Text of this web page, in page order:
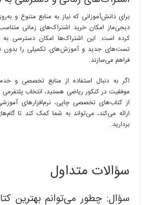
برای دانش‌آموزانی که نیاز به منابع متنوع و
دیجی‌ماز امکان خرید اشتراک‌های زمانی
کرده است. این اشتراک‌ها امکان دسترسی به
تست‌های جدید و آموزش‌های تکمیلی را بدون
فراهم می‌سازند.
اگر به دنبال استفاده از منابع تخصصی و
موفقیت در کنکور ریاضی هستید، انتخاب پلتفرمی
از کتاب‌های تخصصی چاپی، نرم‌افزارهای
ارائه می‌کند، می‌تواند به شما کمک کند تا
بردارید.
سؤالات متداول
سؤال: چطور می‌توانم بهترین